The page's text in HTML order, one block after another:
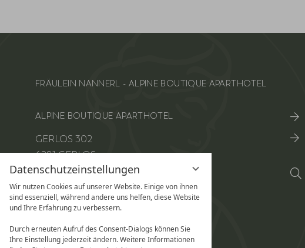
Datenschutzeinstellungen
Wir nutzen Cookies auf unserer Website. Einige von ihnen
sind essenziell, während andere uns helfen, diese Website
und Ihre Erfahrung zu verbessern.
Durch erneuten Aufruf des Consent-Dialogs können Sie
Ihre Einstellung jederzeit ändern. Weitere Informationen
FRÄULEIN NANNERL - ALPINE BOUTIQUE APARTHOTEL
ALPINE BOUTIQUE APARTHOTEL
GERLOS 302
6281 GERLOS
+43 (0) 664 44 33 509
INFO@FRAEULEIN-NANNERL.COM
INSTAGRAM